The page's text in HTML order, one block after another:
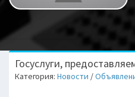
Госуслуги,
Категория: Новости /